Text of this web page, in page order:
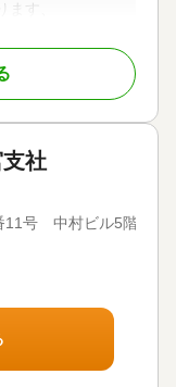
ます、
200件ほどさせ
の世界に入
額の約0.5％〜
お見積の金
積りをご提示
社
11号 中村ビル5階